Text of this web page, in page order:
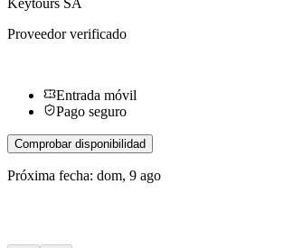
Keytours SA
Proveedor verificado
Entrada móvil
Pago seguro
Comprobar disponibilidad
Próxima fecha: dom, 9 ago